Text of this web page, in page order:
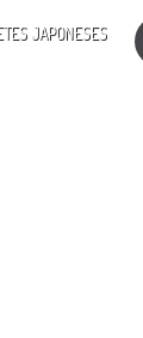
JAPONESES